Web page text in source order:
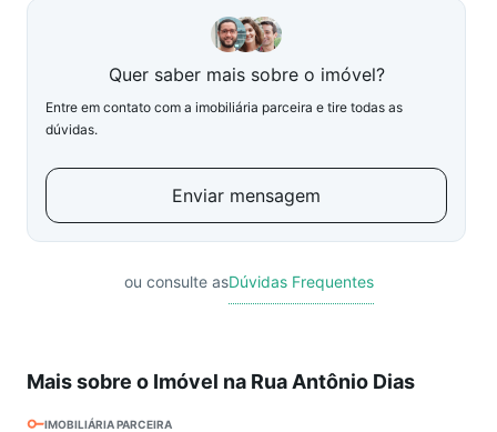
Quer saber mais sobre o imóvel?
Entre em contato com a imobiliária parceira e tire todas as
dúvidas.
Enviar mensagem
ou consulte asDúvidas Frequentes
Mais sobre o Imóvel na Rua Antônio Dias
IMOBILIÁRIA PARCEIRA